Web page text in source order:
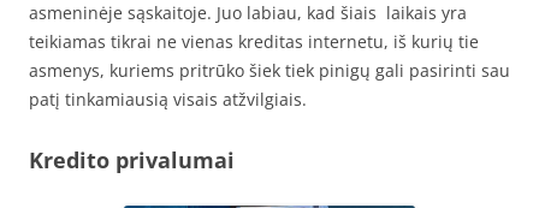
asmeninėje sąskaitoje. Juo labiau, kad šiais laikais yra
teikiamas tikrai ne vienas kreditas internetu, iš kurių tie
asmenys, kuriems pritrūko šiek tiek pinigų gali pasirinti sau
patį tinkamiausią visais atžvilgiais.
Kredito privalumai